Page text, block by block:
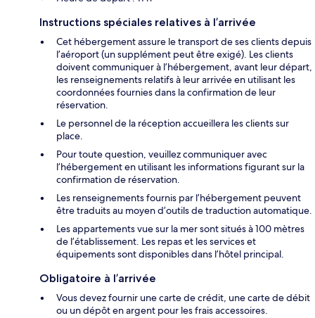
Instructions spéciales relatives à l’arrivée
Cet hébergement assure le transport de ses clients depuis
l’aéroport (un supplément peut être exigé). Les clients
doivent communiquer à l’hébergement, avant leur départ,
les renseignements relatifs à leur arrivée en utilisant les
coordonnées fournies dans la confirmation de leur
réservation.
Le personnel de la réception accueillera les clients sur
place.
Pour toute question, veuillez communiquer avec
l’hébergement en utilisant les informations figurant sur la
confirmation de réservation.
Les renseignements fournis par l’hébergement peuvent
être traduits au moyen d’outils de traduction automatique.
Les appartements vue sur la mer sont situés à 100 mètres
de l’établissement. Les repas et les services et
équipements sont disponibles dans l’hôtel principal.
Obligatoire à l’arrivée
Vous devez fournir une carte de crédit, une carte de débit
ou un dépôt en argent pour les frais accessoires.